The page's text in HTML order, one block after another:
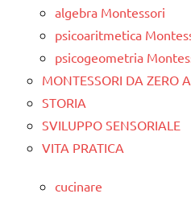
algebra Montessori
psicoaritmetica
psicogeometria
MONTESSORI DA ZERO
STORIA
SVILUPPO SENSORIALE
VITA PRATICA
cucinare